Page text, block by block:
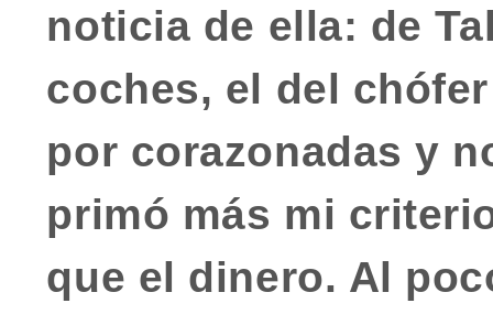
noticia de ella: de
coches, el del
por corazonadas y
primó más mi
que el dinero. Al